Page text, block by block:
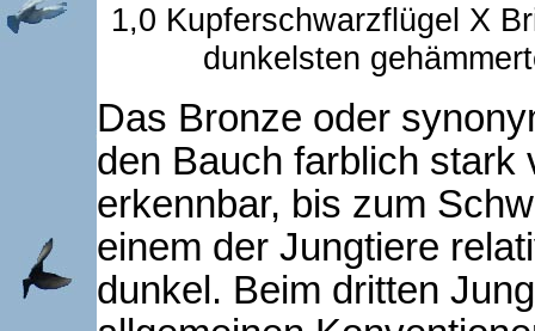
1,0 Kupferschwarzflügel X
dunkelsten
Das Bronze oder
den Bauch farblich stark
erkennbar, bis zum
einem der Jungtiere
dunkel. Beim dritten